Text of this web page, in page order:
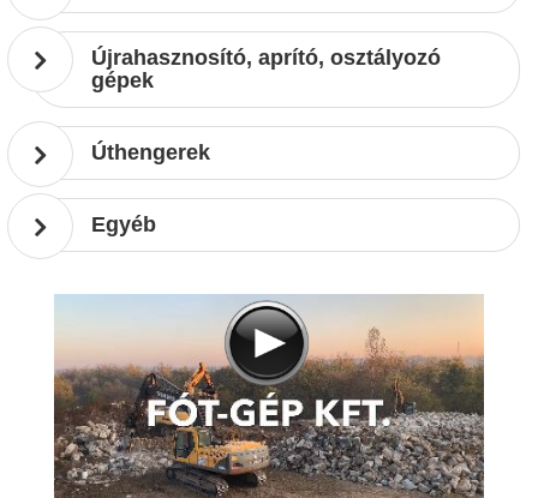
Újrahasznosító, aprító, osztályozó
gépek
Úthengerek
Egyéb